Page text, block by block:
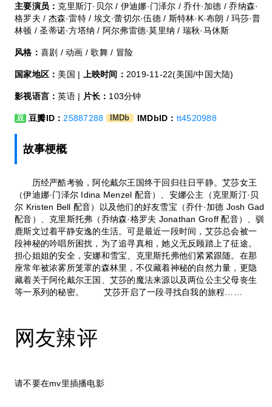
主要演员：克里斯汀·贝尔 / 伊迪娜·门泽尔 / 乔什·加德 / 乔纳森·
格罗夫 / 杰森·雷特 / 埃文·蕾切尔·伍德 / 斯特林·K·布朗 / 玛莎·普
林顿 / 圣蒂诺·方塔纳 / 阿尔弗雷德·莫里纳 / 瑞秋·马休斯
风格： 喜剧 / 动画 / 歌舞 / 冒险
国家地区： 美国 | 上映时间： 2019-11-22(美国/中国大陆)
影视语言：英语 | 片长： 103分钟
豆 豆瓣ID： 25887288 IMDb IMDbID： tt4520988
故事梗概
历经严酷考验，阿伦戴尔王国终于回归往日平静。艾莎女王
（伊迪娜·门泽尔 Idina Menzel 配音）、安娜公主（克里斯汀·贝
尔 Kristen Bell 配音）以及他们的好友雪宝（乔什·加德 Josh Gad
配音）、克里斯托弗（乔纳森·格罗夫 Jonathan Groff 配音）、驯
鹿斯文过着平静安逸的生活。可是最近一段时间，艾莎总会被一
段神秘的吟唱所困扰，为了追寻真相，她义无反顾踏上了征途。
担心姐姐的安全，安娜和雪宝、克里斯托弗他们紧紧跟随。在那
座常年被浓雾所笼罩的森林里，不仅藏着神秘的自然力量，更隐
藏着关于阿伦戴尔王国、艾莎的魔法来源以及两位公主父母丧生
等一系列的秘密。 艾莎开启了一段寻找自我的旅程……
网友辣评
请不要在mv里插播电影